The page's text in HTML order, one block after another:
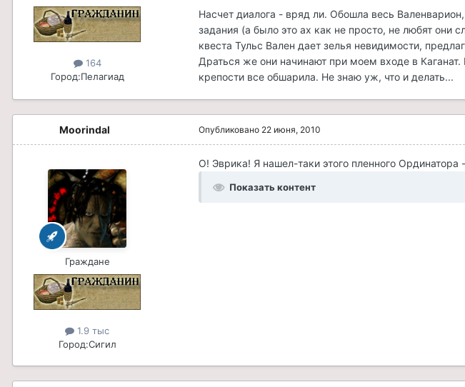
164
Город:Пелагиад
Насчет диалога - вряд ли. Обошла весь
задания (а было это ах как не просто, не любят они
квеста Тульс Вален дает зелья невидимости,
Драться же они начинают при моем входе в
крепости все обшарила. Не знаю уж, что и делать...
Moorindal
Граждане
1.9 тыс
Город:Сигил
Опубликовано 22 июня, 2010
О! Эврика! Я нашел-таки этого пленного Ординатора -
Показать контент